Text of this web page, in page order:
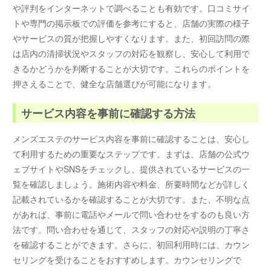
や評判をインターネットで調べることも有効です。口コミサイ
トや専門の掲示板での評価を参考にすると、店舗の実際の様子
やサービスの質が把握しやすくなります。また、初回訪問の際
は店内の清掃状況やスタッフの対応を観察し、安心して利用で
きるかどうかを判断することが大切です。これらのポイントを
押さえることで、健全な店舗選びが可能になります。
サービス内容を事前に確認する方法
メンズエステのサービス内容を事前に確認することは、安心し
て利用するための重要なステップです。まずは、店舗の公式ウ
ェブサイトやSNSをチェックし、提供されているサービスの一
覧を確認しましょう。施術内容や料金、所要時間などが詳しく
記載されているかを確認することが大切です。また、不明な点
があれば、事前に電話やメールで問い合わせをするのも良い方
法です。問い合わせを通じて、スタッフの対応や説明の丁寧さ
を確認することができます。さらに、初回利用時には、カウン
セリングを受けることをおすすめします。カウンセリングで